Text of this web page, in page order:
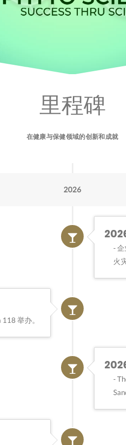
里程碑
在健康与保健领域的创新和成就
2026
企
火
举办。